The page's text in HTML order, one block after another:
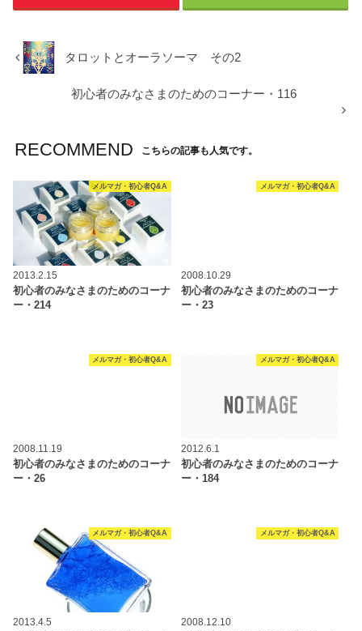
タロットとオーラソーマ その2
初心者のみなさまのためのコーナー・116
RECOMMEND こちらの記事も人気です。
メルマガ・初心者Q&A
2013.2.15
初心者のみなさまのためのコーナ
ー・214
メルマガ・初心者Q&A
2008.10.29
初心者のみなさまのためのコーナ
ー・23
メルマガ・初心者Q&A
2008.11.19
初心者のみなさまのためのコーナ
ー・26
メルマガ・初心者Q&A
2012.6.1
初心者のみなさまのためのコーナ
ー・184
メルマガ・初心者Q&A
2013.4.5
メルマガ・初心者Q&A
2008.12.10